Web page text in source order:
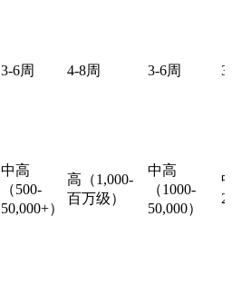
3-6周 4-8周 3-6周
中高
（500-
50,000+）
高（1,000-
百万级）
中高
（1000-
50,000）